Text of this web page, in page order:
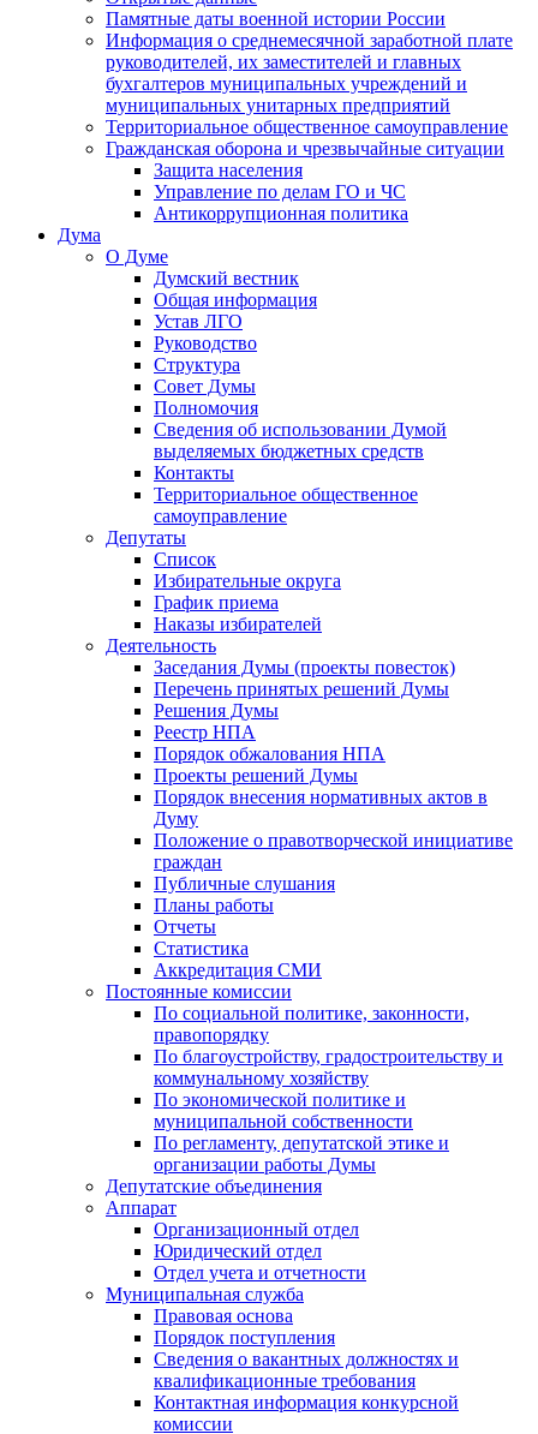
Памятные даты военной истории России
Информация о среднемесячной заработной плате
руководителей, их заместителей и главных
бухгалтеров муниципальных учреждений и
муниципальных унитарных предприятий
Территориальное общественное самоуправление
Гражданская оборона и чрезвычайные ситуации
Защита населения
Управление по делам ГО и ЧС
Антикоррупционная политика
Дума
О Думе
Думский вестник
Общая информация
Устав ЛГО
Руководство
Структура
Совет Думы
Полномочия
Сведения об использовании Думой
выделяемых бюджетных средств
Контакты
Территориальное общественное
самоуправление
Депутаты
Список
Избирательные округа
График приема
Наказы избирателей
Деятельность
Заседания Думы (проекты повесток)
Перечень принятых решений Думы
Решения Думы
Реестр НПА
Порядок обжалования НПА
Проекты решений Думы
Порядок внесения нормативных актов в
Думу
Положение о правотворческой инициативе
граждан
Публичные слушания
Планы работы
Отчеты
Статистика
Аккредитация СМИ
Постоянные комиссии
По социальной политике, законности,
правопорядку
По благоустройству, градостроительству и
коммунальному хозяйству
По экономической политике и
муниципальной собственности
По регламенту, депутатской этике и
организации работы Думы
Депутатские объединения
Аппарат
Организационный отдел
Юридический отдел
Отдел учета и отчетности
Муниципальная служба
Правовая основа
Порядок поступления
Сведения о вакантных должностях и
квалификационные требования
Контактная информация конкурсной
комиссии